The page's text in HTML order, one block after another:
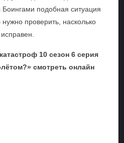
Боингами подобная ситуация
нужно проверить, насколько
10 сезон 6 серия
смотреть онлайн